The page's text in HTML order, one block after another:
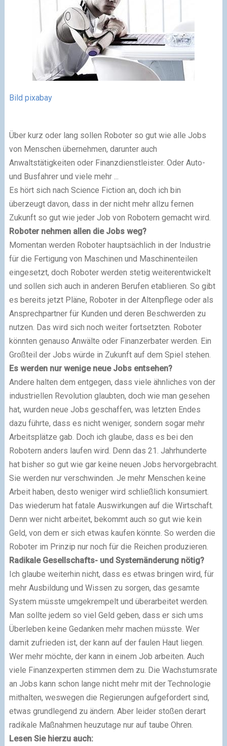
Bild pixabay
Über kurz oder lang sollen Roboter so gut wie alle Jobs
von Menschen übernehmen, darunter auch
Anwaltstätigkeiten oder Finanzdienstleister. Oder Auto-
und Busfahrer und viele mehr ...
Es hört sich nach Science Fiction an, doch ich bin
überzeugt davon, dass in der nicht mehr allzu fernen
Zukunft so gut wie jeder Job von Robotern gemacht wird.
Roboter nehmen allen die Jobs weg?
Momentan werden Roboter hauptsächlich in der Industrie
für die Fertigung von Maschinen und Maschinenteilen
eingesetzt, doch Roboter werden stetig weiterentwickelt
und sollen sich auch in anderen Berufen etablieren. So gibt
es bereits jetzt Pläne, Roboter in der Altenpflege oder als
Ansprechpartner für Kunden und deren Beschwerden zu
nutzen. Das wird sich noch weiter fortsetzten. Roboter
könnten genauso Anwälte oder Finanzerbater werden. Ein
Großteil der Jobs würde in Zukunft auf dem Spiel stehen.
Es werden nur wenige neue Jobs entsehen?
Andere halten dem entgegen, dass viele ähnliches von der
industriellen Revolution glaubten, doch wie man gesehen
hat, wurden neue Jobs geschaffen, was letzten Endes
dazu führte, dass es nicht weniger, sondern sogar mehr
Arbeitsplätze gab. Doch ich glaube, dass es bei den
Robotern anders laufen wird. Denn das 21. Jahrhunderte
hat bisher so gut wie gar keine neuen Jobs hervorgebracht.
Sie werden nur verschwinden. Je mehr Menschen keine
Arbeit haben, desto weniger wird schließlich konsumiert.
Das wiederum hat fatale Auswirkungen auf die Wirtschaft.
Denn wer nicht arbeitet, bekommt auch so gut wie kein
Geld, von dem er sich etwas kaufen könnte. So werden die
Roboter im Prinzip nur noch für die Reichen produzieren.
Radikale Gesellschafts- und Systemänderung nötig?
Ich glaube weiterhin nicht, dass es etwas bringen wird, für
mehr Ausbildung und Wissen zu sorgen, das gesamte
System müsste umgekrempelt und überarbeitet werden.
Man sollte jedem so viel Geld geben, dass er sich ums
Überleben keine Gedanken mehr machen müsste. Wer
damit zufrieden ist, der kann auf der faulen Haut liegen.
Wer mehr möchte, der kann in einem Job arbeiten. Auch
viele Finanzexperten stimmen dem zu. Die Wachstumsrate
an Jobs kann schon lange nicht mehr mit der Technologie
mithalten, weswegen die Regierungen aufgefordert sind,
etwas grundlegend zu ändern. Aber leider stoßen derart
radikale Maßnahmen heuzutage nur auf taube Ohren.
Lesen Sie hierzu auch: